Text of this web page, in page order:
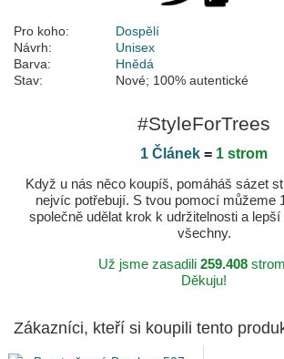
Pro koho:
Dospělí
Návrh:
Unisex
Barva:
Hnědá
Stav:
Nové; 100% autentické
#StyleForTrees
1 Článek = 1 strom
Když u nás něco koupíš, pomáháš sázet
nejvíc potřebují. S tvou pomocí můžeme
společně udělat krok k udržitelnosti a
všechny.
Už jsme zasadili 259.408
Děkuju!
Zákazníci, kteří si koupili tento